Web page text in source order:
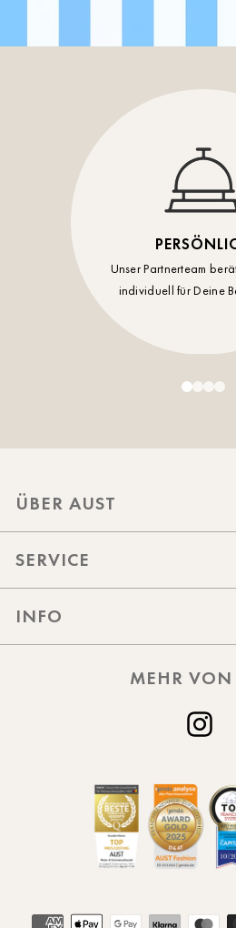
Unser Partnerteam
individuell für Deine
ÜBER AUST
SERVICE
INFO
MEHR VON